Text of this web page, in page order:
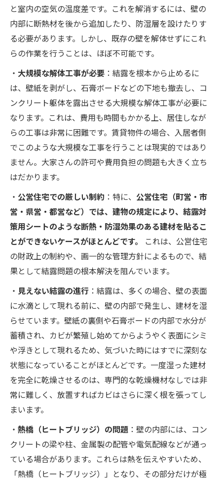
と室内の空気の温度差です。これを解消するには、壁の
内部に断熱材を後から追加したり、防湿層を設けたりす
る必要があります。しかし、既存の壁を解体せずにこれ
らの作業を行うことは、ほぼ不可能です。
・ 大規模な解体工事が必要 ：結露を根本から止めるに
は、壁紙を剥がし、石膏ボードなどの下地も撤去し、コ
ンクリート躯体を露出させる大規模な解体工事が必要に
なります。これは、費用も時間もかかる上、居住しなが
らの工事は非常に困難です。賃貸物件の場合、入居者側
でこのような大規模な工事を行うことは現実的ではあり
ません。大家さんの許可や費用負担の問題も大きく立ち
はだかります。
・ 公営住宅での厳しい制約 ：特に、 公営住宅（町営・市
営・県営・都営など）では、建物の規定により、結露対
策用シートのような断熱・防湿効果のある建材を貼るこ
とができないケースがほとんどです。
これは、公営住宅
の財政上の制約や、画一的な管理方針によるもので、結
果として結露問題の根本解決を阻んでいます。
・ 見えない結露の進行 ：結露は、多くの場合、壁の表面
に水滴として現れる前に、壁の内部で発生し、建材を湿
らせています。壁紙の裏側や石膏ボードの内部で水分が
蓄積され、カビが繁殖し始めてからようやく表面にシミ
や浮きとして現れるため、気づいた時にはすでに深刻な
状態になっていることがほとんどです。一度湿った建材
を完全に乾燥させるのは、専門的な乾燥機材なしでは非
常に難しく、放置すればカビはさらに深く根を張ってし
まいます。
・ 熱橋（ヒートブリッジ）の問題 ：壁の内部には、コン
クリートの梁や柱、金属製の配管や電気配線などが通っ
ている場合があります。これらは熱を伝えやすいため、
「熱橋（ヒートブリッジ）」となり、その部分だけが極